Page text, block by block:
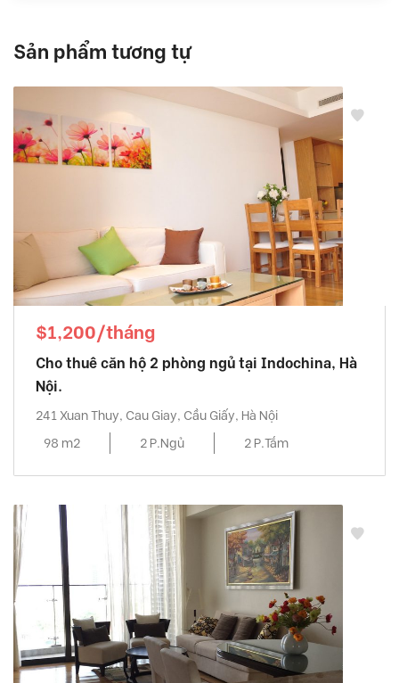
Sản phẩm tương tự
$1,200/tháng
Cho thuê căn hộ 2 phòng ngủ tại Indochina, Hà
Nội.
241 Xuan Thuy, Cau Giay, Cầu Giấy, Hà Nội
98 m2
2 P.Ngủ 2 P.Tắm